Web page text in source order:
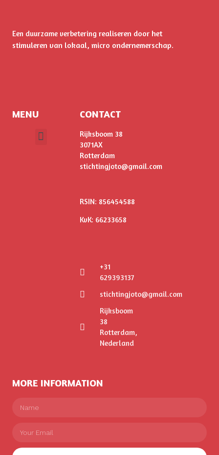
Een duurzame verbetering realiseren door het
stimuleren van lokaal, micro ondernemerschap.
MENU CONTACT
Rijksboom 38
3071AX
Rotterdam
stichtingjoto@gmail.com
RSIN: 856454588
KvK: 66233658
+31
629393137
stichtingjoto@gmail.com
Rijksboom
38
Rotterdam,
Nederland
MORE INFORMATION